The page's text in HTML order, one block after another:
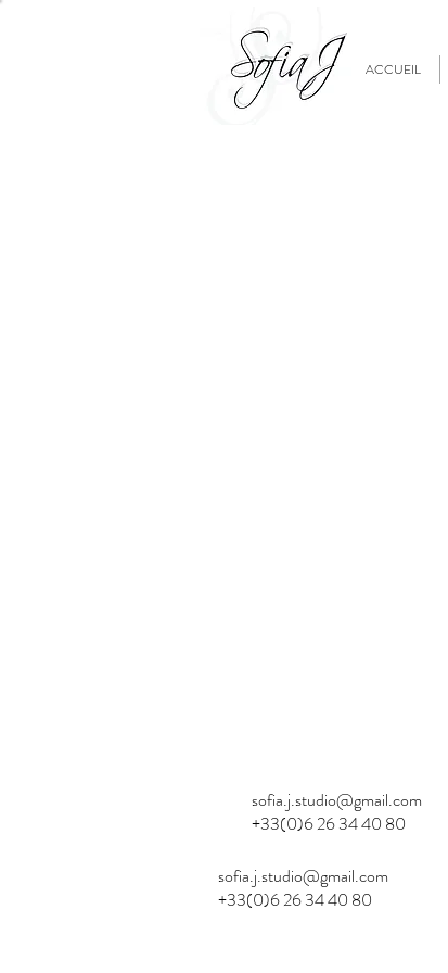
ACCUEIL
sofia.j.studio@gmail.com
+33(0)6 26 34 40 80
sofia.j.studio@gmail.com
+33(0)6 26 34 40 80